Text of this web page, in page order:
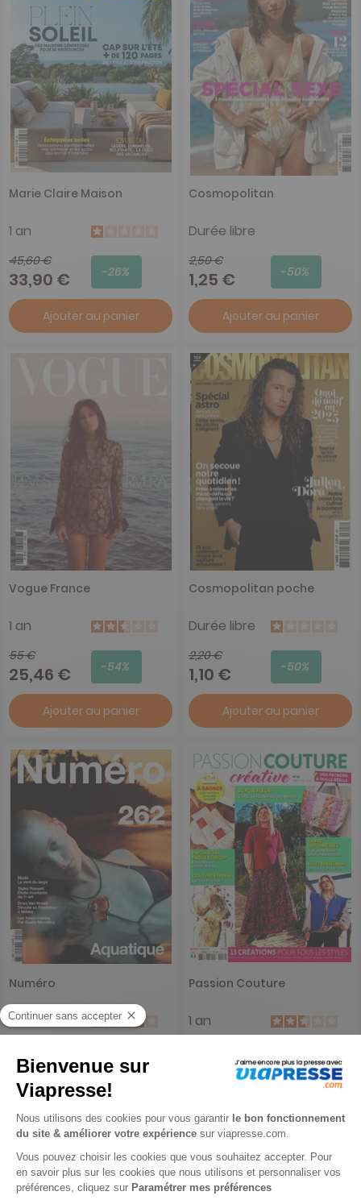
Marie Claire Maison
1 an
45,60 €
33,90 € -26%
Ajouter au panier
Cosmopolitan
Durée libre
2,50 €
1,25 € -50%
Ajouter au panier
Vogue France
1 an
55 €
25,46 € -54%
Ajouter au panier
Cosmopolitan poche
Durée libre
2,20 €
1,10 € -50%
Ajouter au panier
Numéro
1 an
67,15 € -25%
Ajouter au panier
Passion Couture
1 an
25,50 € -20%